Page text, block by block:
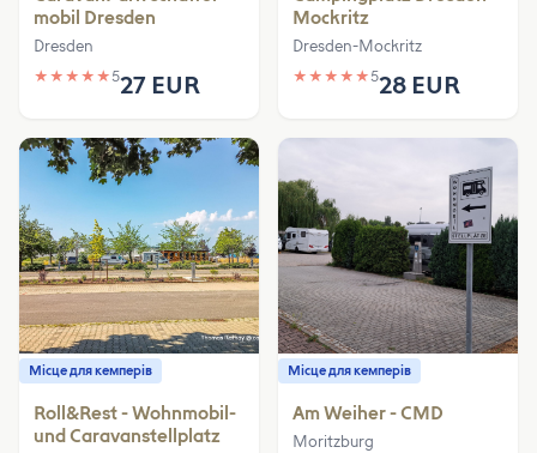
mobil Dresden
Dresden
★ ★ ★ ★ ★527 EUR
Mockritz
Dresden-Mockritz
★ ★ ★ ★ ★528 EUR
Місце для кемперів
Roll&Rest - Wohnmobil-
und Caravanstellplatz
Місце для кемперів
Am Weiher - CMD
Moritzburg